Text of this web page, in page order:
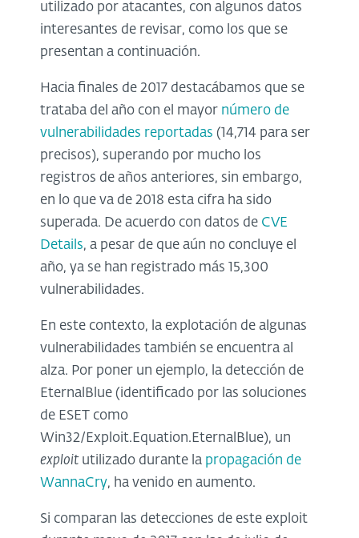
utilizado por atacantes, con algunos datos
interesantes de revisar, como los que se
presentan a continuación.
Hacia finales de 2017 destacábamos que se
trataba del año con el mayor número de
vulnerabilidades reportadas (14,714 para ser
precisos), superando por mucho los
registros de años anteriores, sin embargo,
en lo que va de 2018 esta cifra ha sido
superada. De acuerdo con datos de CVE
Details, a pesar de que aún no concluye el
año, ya se han registrado más 15,300
vulnerabilidades.
En este contexto, la explotación de algunas
vulnerabilidades también se encuentra al
alza. Por poner un ejemplo, la detección de
EternalBlue (identificado por las soluciones
de ESET como
Win32/Exploit.Equation.EternalBlue), un
exploitutilizado durante la propagación de
WannaCry, ha venido en aumento.
Si comparan las detecciones de este exploit